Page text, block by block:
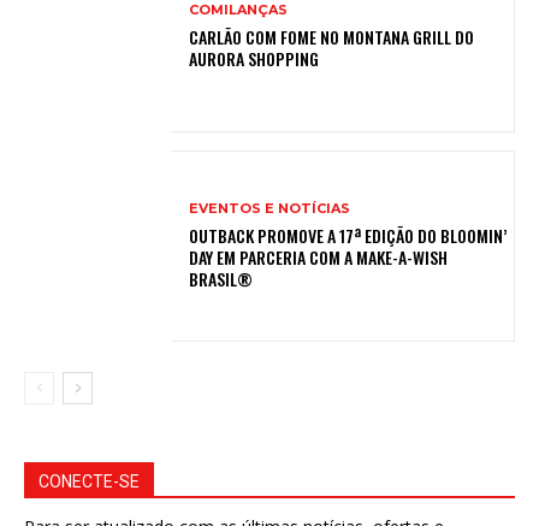
COMILANÇAS
CARLÃO COM FOME NO MONTANA GRILL DO
AURORA SHOPPING
EVENTOS E NOTÍCIAS
OUTBACK PROMOVE A 17ª EDIÇÃO DO BLOOMIN’
DAY EM PARCERIA COM A MAKE-A-WISH
BRASIL®
CONECTE-SE